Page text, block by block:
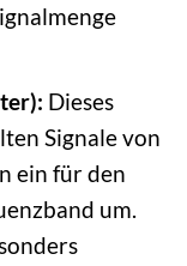
Dieses
Signale von
ein für den
um.